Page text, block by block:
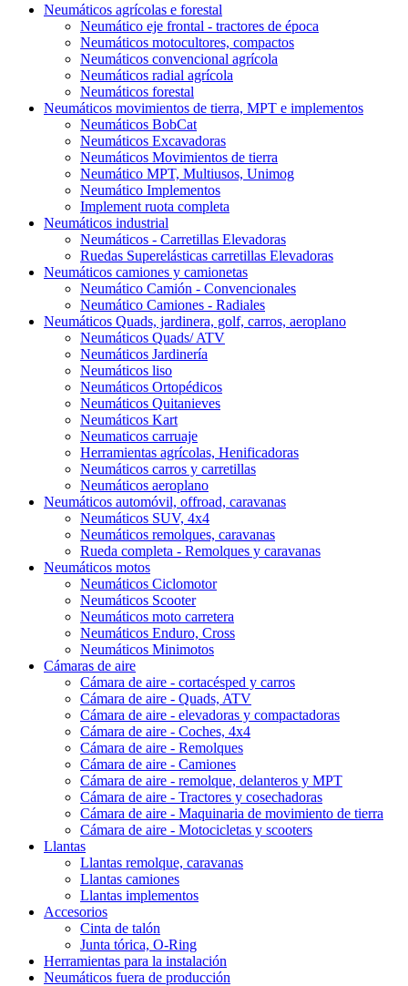
Neumáticos agrícolas e forestal
Neumático eje frontal - tractores de época
Neumáticos motocultores, compactos
Neumáticos convencional agrícola
Neumáticos radial agrícola
Neumáticos forestal
Neumáticos movimientos de tierra, MPT e implementos
Neumáticos BobCat
Neumáticos Excavadoras
Neumáticos Movimientos de tierra
Neumático MPT, Multiusos, Unimog
Neumático Implementos
Implement ruota completa
Neumáticos industrial
Neumáticos - Carretillas Elevadoras
Ruedas Superelásticas carretillas Elevadoras
Neumáticos camiones y camionetas
Neumático Camión - Convencionales
Neumático Camiones - Radiales
Neumáticos Quads, jardinera, golf, carros, aeroplano
Neumáticos Quads/ ATV
Neumáticos Jardinería
Neumáticos liso
Neumáticos Ortopédicos
Neumáticos Quitanieves
Neumáticos Kart
Neumaticos carruaje
Herramientas agrícolas, Henificadoras
Neumáticos carros y carretillas
Neumáticos aeroplano
Neumáticos automóvil, offroad, caravanas
Neumáticos SUV, 4x4
Neumáticos remolques, caravanas
Rueda completa - Remolques y caravanas
Neumáticos motos
Neumáticos Ciclomotor
Neumáticos Scooter
Neumáticos moto carretera
Neumáticos Enduro, Cross
Neumáticos Minimotos
Cámaras de aire
Cámara de aire - cortacésped y carros
Cámara de aire - Quads, ATV
Cámara de aire - elevadoras y compactadoras
Cámara de aire - Coches, 4x4
Cámara de aire - Remolques
Cámara de aire - Camiones
Cámara de aire - remolque, delanteros y MPT
Cámara de aire - Tractores y cosechadoras
Cámara de aire - Maquinaria de movimiento de tierra
Cámara de aire - Motocicletas y scooters
Llantas
Llantas remolque, caravanas
Llantas camiones
Llantas implementos
Accesorios
Cinta de talón
Junta tórica, O-Ring
Herramientas para la instalación
Neumáticos fuera de producción